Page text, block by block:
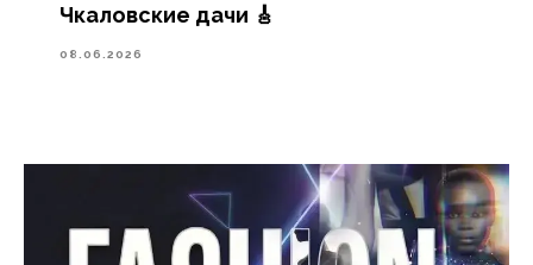
Чкаловские дачи 🎸
08.06.2026